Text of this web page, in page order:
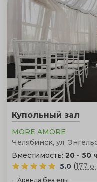
Купольный зал
MORE AMORE
Челябинск, ул.
Вместимость: 20 - 50
5.0 (177
Аренда без еды